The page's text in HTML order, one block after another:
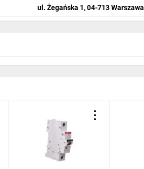
ul. Żegańska 1, 04-713 Warszawa